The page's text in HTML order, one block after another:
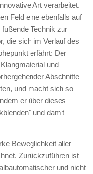
Art verarbeitet.
Feld eine ebenfalls auf
Technik zur
die sich im Verlauf des
erfährt: Der
und
Abschnitte
und macht sich so
er über dieses
und damit
Beweglichkeit aller
Zurückzuführen ist
und nicht